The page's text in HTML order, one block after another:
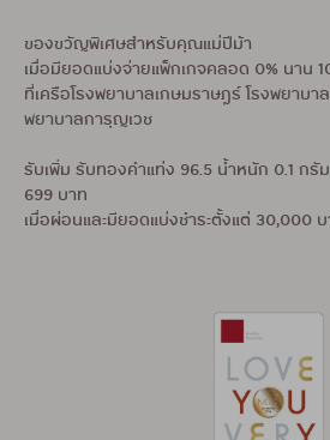
ของขวัญพิเศษสำหรับคุณแม่ปีม้า
เมื่อมียอดแบ่งจ่ายแพ็กเกจคลอด 0% นาน
ที่เครือโรงพยาบาลเกษมราษฎร์ โรงพยาบา
พยาบาลการุญเวช
รับเพิ่ม รับทองคำแท่ง 96.5 น้ำหนัก 0.1 ก
699 บาท
เมื่อผ่อนและมียอดแบ่งชำระตั้งแต่ 30,000